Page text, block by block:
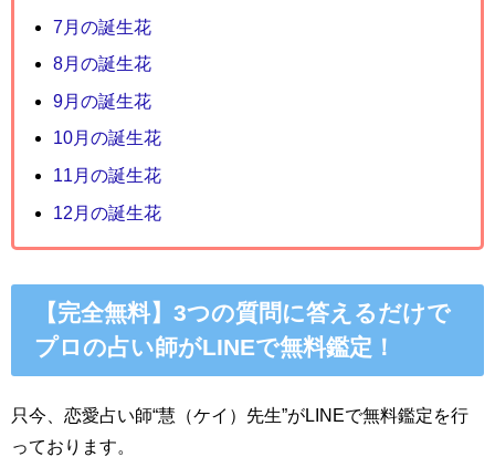
7月の誕生花
8月の誕生花
9月の誕生花
10月の誕生花
11月の誕生花
12月の誕生花
【完全無料】3つの質問に答えるだけで
プロの占い師がLINEで無料鑑定！
只今、恋愛占い師“慧（ケイ）先生”がLINEで無料鑑定を行
っております。